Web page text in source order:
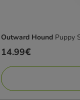
Outward Hound Puppy
Preço
14.99€
14.99€